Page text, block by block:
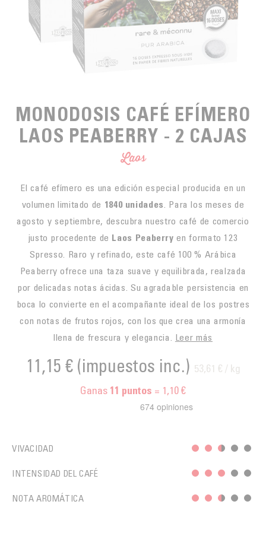
CAFÉS JUSTOS
ACCESORIOS PARA EL TÉ
PARA PICAR
PARA LLEVAR
GAMA BARISTA
BLOG CAFÉ
LA SOCIEDAD
LOS PEQUEÑOS PRODUCTORES
FORMATION
ACTIVIDADES
Contact
MONODOSIS CAFÉ EFÍMERO
LAOS PEABERRY - 2 CAJAS
Laos
El café efímero es una edición especial producida en un
volumen limitado de 1840 unidades. Para los meses de
agosto y septiembre, descubra nuestro café de comercio
justo procedente de Laos Peaberry en formato 123
Spresso. Raro y refinado, este café 100 % Arábica
Peaberry ofrece una taza suave y equilibrada, realzada
por delicadas notas ácidas. Su agradable persistencia en
boca lo convierte en el acompañante ideal de los postres
con notas de frutos rojos, con los que crea una armonía
llena de frescura y elegancia. Leer más
11,15 € (impuestos inc.) 53,61 € / kg
Ganas 11 puntos = 1,10 €
VIVACIDAD
INTENSIDAD DEL CAFÉ
NOTA AROMÁTICA